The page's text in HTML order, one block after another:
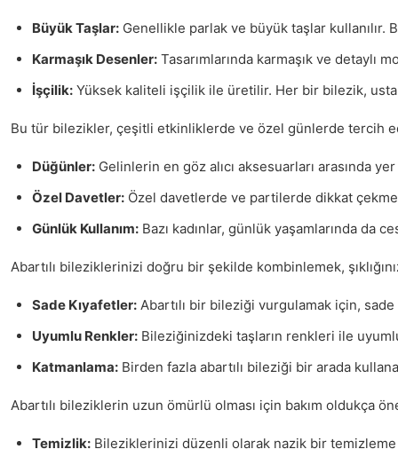
Büyük Taşlar: Genellikle parlak ve büyük taşlar
Karmaşık Desenler: Tasarımlarında karmaşık ve detaylı
İşçilik: Yüksek kaliteli işçilik ile üretilir. Her bir bilezik,
Bu tür bilezikler, çeşitli etkinliklerde ve özel günlerde tercih
Düğünler: Gelinlerin en göz alıcı aksesuarları arasında
Özel Davetler: Özel davetlerde ve partilerde dikkat
Günlük Kullanım: Bazı kadınlar, günlük yaşamlarında da
Abartılı bileziklerinizi doğru bir şekilde kombinlemek,
Sade Kıyafetler: Abartılı bir bileziği vurgulamak için,
Uyumlu Renkler: Bileziğinizdeki taşların renkleri ile
Katmanlama: Birden fazla abartılı bileziği bir arada
Abartılı bileziklerin uzun ömürlü olması için bakım oldukça
Temizlik: Bileziklerinizi düzenli olarak nazik bir temizleme